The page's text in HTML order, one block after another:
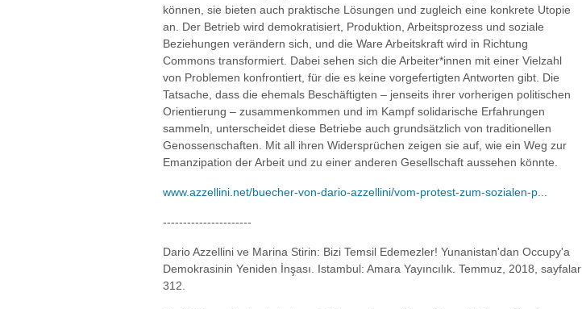
können, sie bieten auch praktische Lösungen und zugleich eine konkrete Utopie
an. Der Betrieb wird demokratisiert, Produktion, Arbeitsprozess und soziale
Beziehungen verändern sich, und die Ware Arbeitskraft wird in Richtung
Commons transformiert. Dabei sehen sich die Arbeiter*innen mit einer Vielzahl
von Problemen konfrontiert, für die es keine vorgefertigten Antworten gibt. Die
Tatsache, dass die ehemals Beschäftigten – jenseits ihrer vorherigen politischen
Orientierung – zusammenkommen und im Kampf solidarische Erfahrungen
sammeln, unterscheidet diese Betriebe auch grundsätzlich von traditionellen
Genossenschaften. Mit all ihren Widersprüchen zeigen sie auf, wie ein Weg zur
Emanzipation der Arbeit und zu einer anderen Gesellschaft aussehen könnte.
www.azzellini.net/buecher-von-dario-azzellini/vom-protest-zum-sozialen-p...
----------------------
Dario Azzellini ve Marina Stirin: Bizi Temsil Edemezler! Yunanistan'dan Occupy'a
Demokrasinin Yeniden İnşası. Istambul: Amara Yayıncılık. Temmuz, 2018, sayfalar
312.